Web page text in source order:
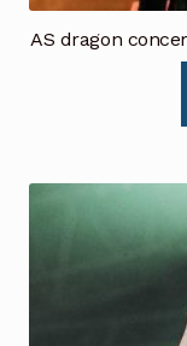
AS dragon